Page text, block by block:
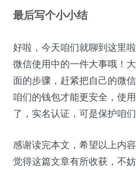
最后写个小小结
好啦，今天咱们就聊到这里
微信使用中的一件大事哦！
面的步骤，赶紧把自己的微
咱们的钱包才能更安全，使
了，实名认证，可是保护咱
感谢读完本文，希望以上内
觉得这篇文章有所收获，不